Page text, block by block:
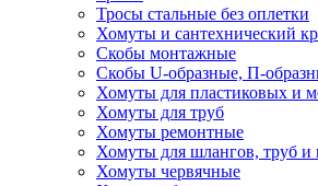
Тросы стальные без оплетки
Хомуты и сантехнический
Скобы монтажные
Скобы U-образные, П-
Хомуты для пластиковых и
Хомуты для труб
Хомуты ремонтные
Хомуты для шлангов, труб и
Хомуты червячные